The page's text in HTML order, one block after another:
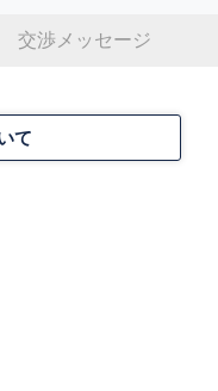
交渉メッセージ
て